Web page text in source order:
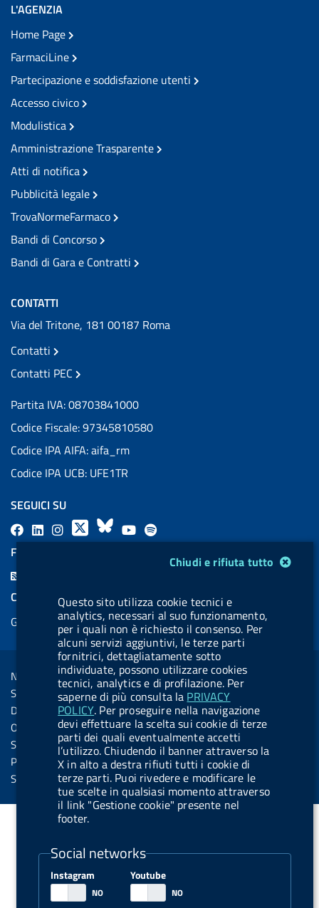
Chiudi e rifiuta tutto
Questo sito utilizza cookie tecnici e
analytics, necessari al suo funzionamento,
per i quali non è richiesto il consenso. Per
alcuni servizi aggiuntivi, le terze parti
fornitrici, dettagliatamente sotto
individuate, possono utilizzare cookies
tecnici, analytics e di profilazione. Per
saperne di più consulta la PRIVACY
POLICY. Per proseguire nella navigazione
devi effettuare la scelta sui cookie di terze
parti dei quali eventualmente accetti
l’utilizzo. Chiudendo il banner attraverso la
X in alto a destra rifiuti tutti i cookie di
terze parti. Puoi rivedere e modificare le
tue scelte in qualsiasi momento attraverso
il link "Gestione cookie" presente nel
footer.
Social networks
Instagram Youtube
L'AGENZIA
Home Page
FarmaciLine
Partecipazione e soddisfazione utenti
Accesso civico
Modulistica
Amministrazione Trasparente
Atti di notifica
Pubblicità legale
TrovaNormeFarmaco
Bandi di Concorso
Bandi di Gara e Contratti
CONTATTI
Via del Tritone, 181 00187 Roma
Contatti
Contatti PEC
Partita IVA: 08703841000
Codice Fiscale: 97345810580
Codice IPA AIFA: aifa_rm
Codice IPA UCB: UFE1TR
SEGUICI SU
F
a
L
i
a
l
.
b
u
t
t
o
n
.
i
n
s
a
g
X
B
l
s
k
y
Y
o
u
b
e
l
a
l
.
b
u
t
t
o
n
.
s
p
i
f
FEED RSS
COOKIES
Gestione cookie
Sezione Link Utili
Note legali
Social Media Policy
Dichiarazione di accessibilità
Obiettivi di accessibilità
Statistiche sito
Privacy
Servizi Online